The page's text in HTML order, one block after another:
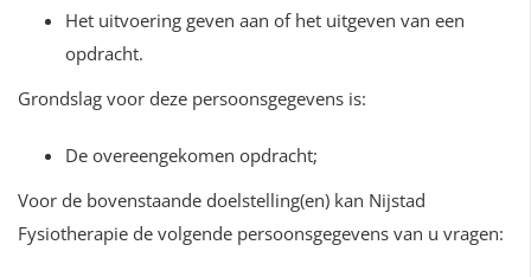
Het uitvoering geven aan of het uitgeven van een
opdracht.
Grondslag voor deze persoonsgegevens is:
De overeengekomen opdracht;
Voor de bovenstaande doelstelling(en) kan Nijstad
Fysiotherapie de volgende persoonsgegevens van u vragen: